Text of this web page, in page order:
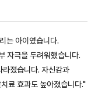
는 아이였습니다.
자극을 두려워했습니다.
라졌습니다. 자신감과
료 효과도 높아졌습니다."